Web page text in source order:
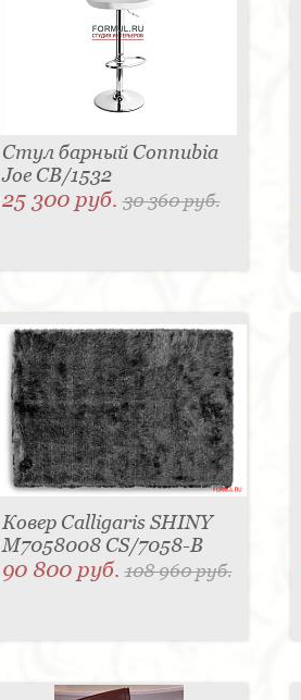
Стул барный Connubia
Joe CB/1532
25 300 руб.30 360 руб.
Ковер Calligaris SHINY
M7058008 CS/7058-B
90 800 руб.108 960 руб.